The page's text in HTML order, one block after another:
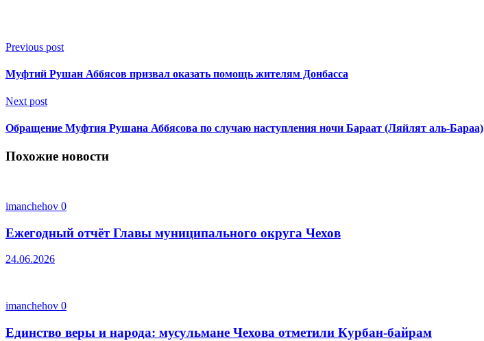
Previous post
Муфтий Рушан Аббясов призвал оказать помощь жителям Донбасса
Next post
Обращение Муфтия Рушана Аббясова по случаю наступления ночи Бараат (Ляйлят аль-Бараа)
Похожие новости
imanchehov 0
Ежегодный отчёт Главы муниципального округа Чехов
24.06.2026
imanchehov 0
Единство веры и народа: мусульмане Чехова отметили Курбан-байрам